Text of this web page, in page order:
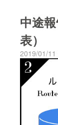
中途
表）
2019/01/11